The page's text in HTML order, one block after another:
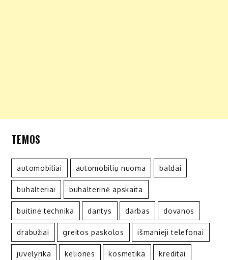
TEMOS
automobiliai automobilių nuoma baldai
buhalteriai buhalterinė apskaita
buitinė technika dantys darbas dovanos
drabužiai greitos paskolos išmanieji telefonai
juvelyrika keliones kosmetika kreditai